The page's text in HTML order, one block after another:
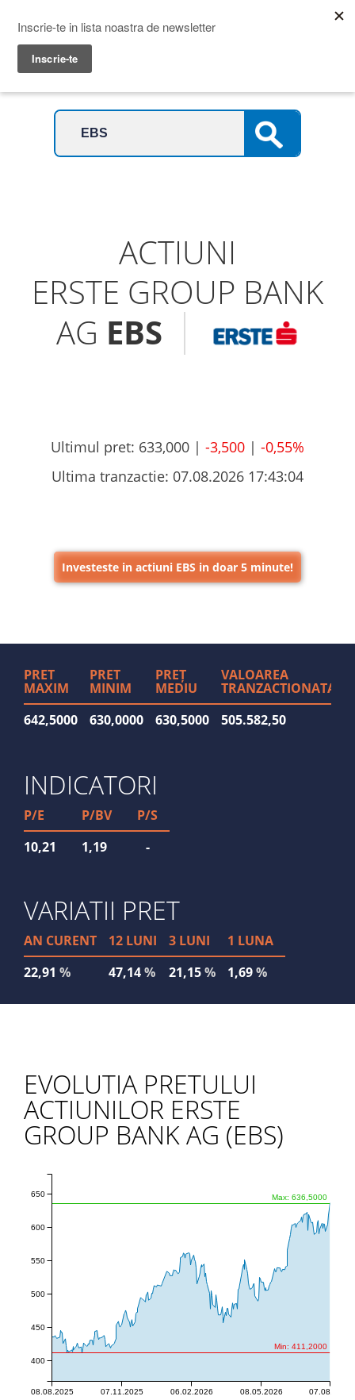
Menu
Prime Transaction
ACTIUNI
ERSTE GROUP BANK
AG EBS
Ultimul pret: 633,000 | -3,500 | -0,55%
Ultima tranzactie: 07.08.2026 17:43:04
Investeste in actiuni EBS in doar 5 minute!
PRET
MAXIM
PRET
MINIM
PREȚ
MEDIU
VALOAREA
TRANZACTIONATA
642,5000
630,0000 630,5000 505.582,50
INDICATORI
P/E P/BV
P/S
10,21
1,19 -
VARIATII PRET
AN CURENT 12 LUNI 3 LUNI
1 LUNA
22,91 % 47,14% 21,15% 1,69%
EVOLUTIA PRETULUI
ACTIUNILOR ERSTE
GROUP BANK AG (EBS)
Min: 411,2000
Max: 636,5000
08.08.2025 07.11.2025 06.02.2026 08.05.2026 07.08.2026
400
450
500
550
600
650